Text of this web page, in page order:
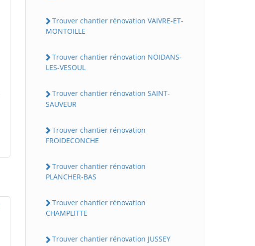
Trouver chantier rénovation VAIVRE-ET-
MONTOILLE
Trouver chantier rénovation NOIDANS-
LES-VESOUL
Trouver chantier rénovation SAINT-
SAUVEUR
Trouver chantier rénovation
FROIDECONCHE
Trouver chantier rénovation
PLANCHER-BAS
Trouver chantier rénovation
CHAMPLITTE
Trouver chantier rénovation JUSSEY